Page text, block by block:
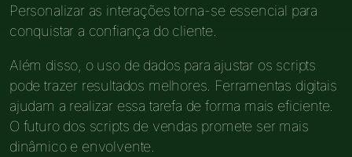
Personalizar as interações torna-se essencial para
conquistar a confiança do cliente.
Além disso, o uso de dados para ajustar os scripts
pode trazer resultados melhores. Ferramentas digitais
ajudam a realizar essa tarefa de forma mais eficiente.
O futuro dos scripts de vendas promete ser mais
dinâmico e envolvente.